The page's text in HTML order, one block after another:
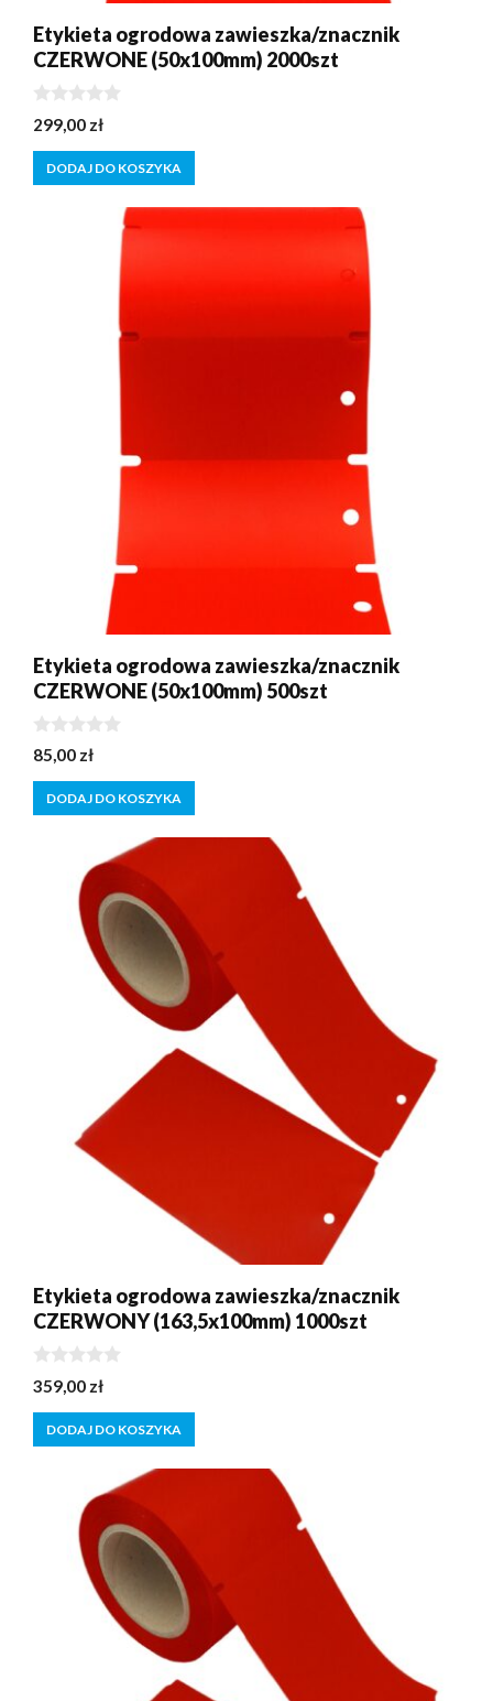
Etykieta ogrodowa zawieszka/znacznik
CZERWONE (50x100mm) 2000szt
0
z
5
299,00 zł
DODAJ DO KOSZYKA
Etykieta ogrodowa zawieszka/znacznik
CZERWONE (50x100mm) 500szt
0
z
5
85,00 zł
DODAJ DO KOSZYKA
Etykieta ogrodowa zawieszka/znacznik
CZERWONY (163,5x100mm) 1000szt
0
z
5
359,00 zł
DODAJ DO KOSZYKA